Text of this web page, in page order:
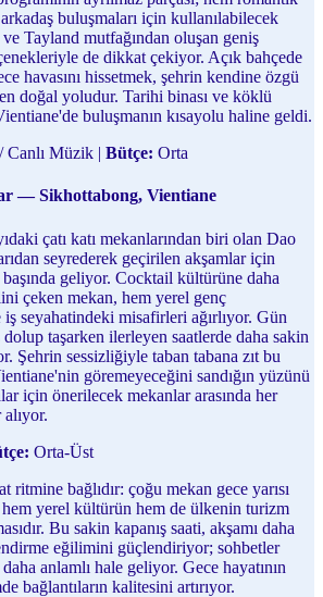
buluşmaları için kullanılabilecek
Tayland mutfağından oluşan geniş
de dikkat çekiyor. Açık bahçede
havasını hissetmek, şehrin kendine özgü
doğal yoludur. Tarihi binası ve köklü
buluşmanın kısayolu haline geldi.
Canlı Müzik | Bütçe: Orta
— Sikhottabong, Vientiane
çatı katı mekanlarından biri olan Dao
seyrederek geçirilen akşamlar için
geliyor. Cocktail kültürüne daha
çeken mekan, hem yerel genç
seyahatindeki misafirleri ağırlıyor. Gün
dolup taşarken ilerleyen saatlerde daha sakin
Şehrin sessizliğiyle taban tabana zıt bu
göremeyeceğini sandığın yüzünü
için önerilecek mekanlar arasında her
Orta-Üst
ritmine bağlıdır: çoğu mekan gece yarısı
yerel kültürün hem de ülkenin turizm
Bu sakin kapanış saati, akşamı daha
eğilimini güçlendiriyor; sohbetler
anlamlı hale geliyor. Gece hayatının
bağlantıların kalitesini artırıyor.